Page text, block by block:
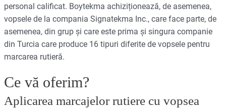
personal calificat. Boytekma achiziționează, de asemenea,
vopsele de la compania Signatekma Inc., care face parte, de
asemenea, din grup și care este prima și singura companie
din Turcia care produce 16 tipuri diferite de vopsele pentru
marcarea rutieră.
Ce vă oferim?
Aplicarea marcajelor rutiere cu vopsea